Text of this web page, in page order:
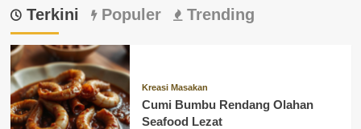
Terkini Populer Trending
Kreasi Masakan
Cumi Bumbu Rendang Olahan
Seafood Lezat